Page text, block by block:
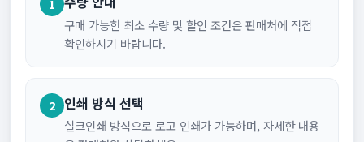
1
구매 가능한 최소 수량 및 할인 조건은 판매처에 직접
확인하시기 바랍니다.
2 인쇄 방식 선택
실크인쇄 방식으로 로고 인쇄가 가능하며, 자세한 내용